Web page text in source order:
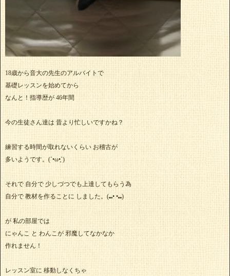
18歳から音大の先生のアルバイトで
基礎レッスンを始めてから
なんと！指導歴が 46年間
今の生徒さん達は 昔より忙しいですかね？
練習する時間が取れないくらい お稽古が
多いようです。(´•ω•̥`)
それで 自分で 少しづつでも上達してもらう為
自分で 教材を作ることに しました。(⑉• •⑉)
が 私の部屋では
にゃんこ と わんこが 邪魔してなかなか
作れません！
レッスン室に 移動しなくちゃ